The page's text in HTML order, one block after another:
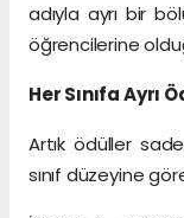
adıyla ayrı bir
öğrencilerine
Her Sınıfa Ayrı
Artık ödüller
sınıf düzeyine